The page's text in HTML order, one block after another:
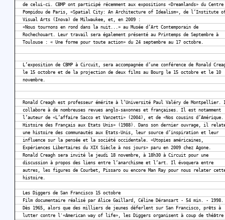
de celui-ci. CBMP ont participé récemment aux expositions «Dreamlands» du Centre
Pompidou de Paris, «Spatial City: An Architecture of Idealism», de l’Institute
Visual Arts (Inova) de Milwaukee, et, en 2009 :
«Nous tournons en rond dans la nuit...» au Musée d’Art Contemporain de
Rochechouart. Leur travail sera également présenté au Printemps de Septembre à
Toulouse : « Une forme pour toute action» du 24 septembre au 17 octobre.
L’exposition de CBMP à Circuit, sera accompagnée d’une conférence de Ronald
le 15 octobre et de la projection de deux films au Bourg le 15 octobre et le 10
novembre.
Ronald Creagh est professeur émérite à l’Université Paul Valéry de Montpellier.
collabore à de nombreuses revues anglo-saxonnes et françaises. Il est notamment
l’auteur de «L’affaire Sacco et Vanzetti» (2004), et de «Nos cousins d’Amérique.
Histoire des Français aux Etats Unis» (1988). Dans son dernier ouvrage, il
une histoire des communautés aux Etats-Unis, leur source d’inspiration et leur
influence sur la pensée et la société occidentale. «Utopies américaines,
Expériences Libertaires du XIX Siècle à nos jours» paru en 2009 chez Agone.
Ronald Creagh sera invité le jeudi 18 novembre, à 18h30 à Circuit pour une
discussion à propos des liens entre l’anarchisme et l’art. Il évoquera entre
autres, les figures de Courbet, Pissaro ou encore Man Ray pour nous relater
histoire.
Les Diggers de San Francisco 15 octobre
Film documentaire réalisé par Alice Gaillard, Céline Déransart - 54 min. - 1998.
Dès 1965, alors que des milliers de jeunes déferlent sur San Francisco, prêts à
lutter contre l'«American way of life», les Diggers organisent à coup de théâtre